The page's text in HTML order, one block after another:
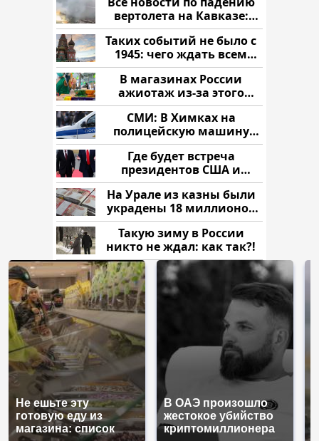
вертолета на Кавказе:
читать здесь
Таких событий не было с
1945: чего ждать всем
нам?
В магазинах России
ажиотаж из-за этого
продукта: что купить?
СМИ: В Химках на
полицейскую машину
напали и подожгли.
Где будет встреча
президентов США и
России: Европа?
На Урале из казны были
украдены 18 миллионов
рублей
Такую зиму в России
никто не ждал: как так?!
Не ешьте эту
готовую еду из
магазина: список
В ОАЭ произошло
жестокое убийство
криптомиллионера